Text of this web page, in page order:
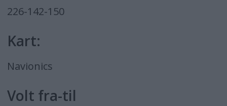
226-142-150
Kart:
Navionics
Volt fra-til